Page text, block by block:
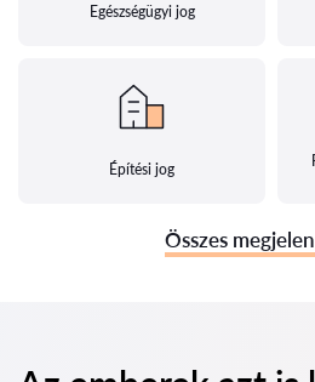
Egészségügyi jog
Építési jog
Összes